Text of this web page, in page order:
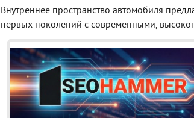
Внутреннее пространство автомобиля
первых поколений с современными,